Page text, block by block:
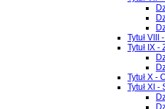
Tytuł
Tytuł IX
Tytuł X -
Tytuł XI -